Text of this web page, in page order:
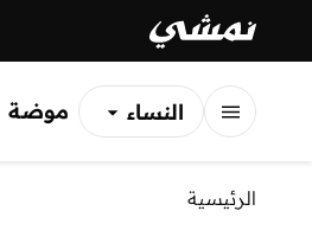
النساء
موضة
الرئيسية